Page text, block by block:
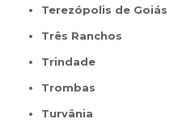
Terezópolis de Goiás
Três Ranchos
Trindade
Trombas
Turvânia